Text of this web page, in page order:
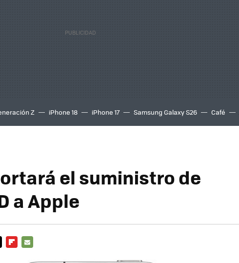
Z iPhone 18 iPhone 17 Samsung Galaxy S26 Café
el suministro de
a Apple